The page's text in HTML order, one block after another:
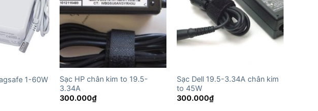
1-60W
Sạc HP chân kim to 19.5-
3.34A
300.000₫
Sạc Dell 19.5-3.34A chân kim
to 45W
300.000₫